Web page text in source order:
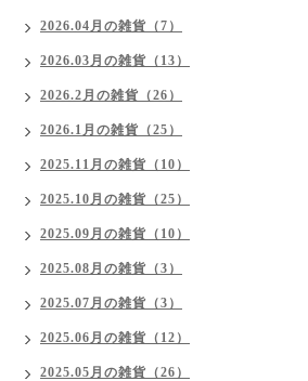
2026.04月の雑貨（7）
2026.03月の雑貨（13）
2026.2月の雑貨（26）
2026.1月の雑貨（25）
2025.11月の雑貨（10）
2025.10月の雑貨（25）
2025.09月の雑貨（10）
2025.08月の雑貨（3）
2025.07月の雑貨（3）
2025.06月の雑貨（12）
2025.05月の雑貨（26）